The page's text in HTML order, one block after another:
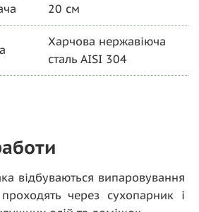
20 см
Харчова нержавіюча
сталь AISI 304
відбуваються випаровування
через сухопарник і